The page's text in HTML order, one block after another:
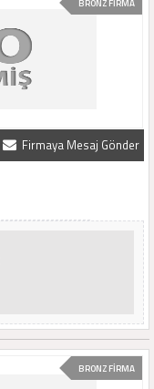
BRONZ FİRMA
Firmaya Mesaj Gönder
BRONZ FİRMA